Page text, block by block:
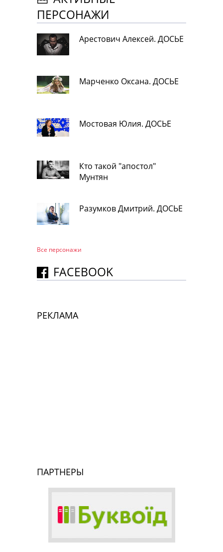
ПЕРСОНАЖИ
Арестович Алексей. ДОСЬЕ
Марченко Оксана. ДОСЬЕ
Мостовая Юлия. ДОСЬЕ
Кто такой "апостол"
Мунтян
Разумков Дмитрий. ДОСЬЕ
Все персонажи
FACEBOOK
РЕКЛАМА
ПАРТНЕРЫ